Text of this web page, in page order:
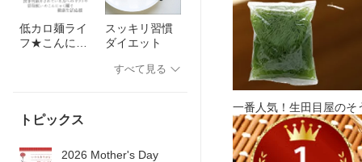
低カロ麺ライ
フ★こんにゃ
スッキリ習慣
ダイエット
すべて見る
トピックス
2026 Mother's Day
一番人気！生田目屋のそ